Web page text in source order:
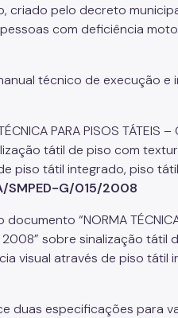
criado pelo decreto
com deficiência
técnico de execução
PARA PISOS TÁTEIS
tátil de piso com
piso tátil integrado, piso
SMPED-G/015/2008
documento “NORMA
sobre sinalização
visual através de piso tátil
duas especificações para